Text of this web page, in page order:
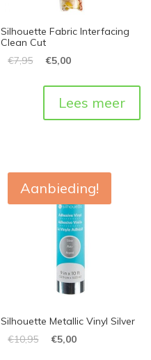
Silhouette Fabric Interfacing
Clean Cut
€7,95 €5,00
Lees meer
Aanbieding!
Silhouette Metallic Vinyl Silver
€10,95 €5,00